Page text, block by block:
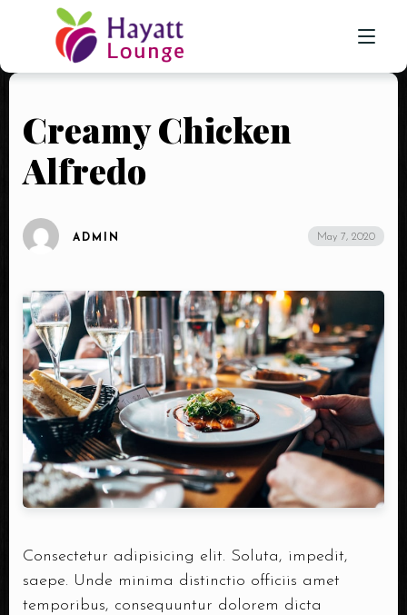
HOME
Creamy Chicken
Alfredo
ADMIN May 7, 2020
Consectetur adipisicing elit. Soluta, impedit,
saepe. Unde minima distinctio officiis amet
temporibus, consequuntur dolorem dicta